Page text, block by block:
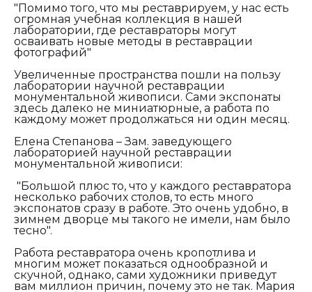
"Помимо того, что мы реставрируем, у нас есть
огромная учебная коллекция в нашей
лаборатории, где реставраторы могут
осваивать новые методы в реставрации
фотографий"
Увеличенные пространства пошли на пользу
лаборатории научной реставрации
монументальной живописи. Сами экспонаты
здесь далеко не миниатюрные, а работа по
каждому может продолжаться ни один месяц.
Елена Степанова – Зам. заведующего
лабораторией научной реставрации
монументальной живописи:
"Большой плюс то, что у каждого реставратора
несколько рабочих столов, то есть много
экспонатов сразу в работе. Это очень удобно, в
зимнем дворце мы такого не имели, нам было
тесно".
Работа реставратора очень кропотлива и
многим может показаться однообразной и
скучной, однако, сами художники приведут
вам миллион причин, почему это не так. Мария